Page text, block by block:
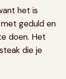
het is
geduld en
doen. Het
die je